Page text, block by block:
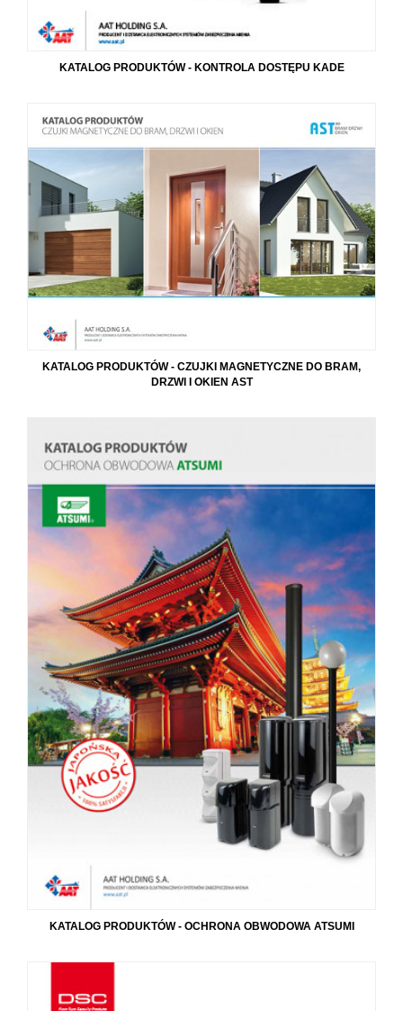
KATALOG PRODUKTÓW - KONTROLA DOSTĘPU KADE
KATALOG PRODUKTÓW - CZUJKI MAGNETYCZNE DO BRAM,
DRZWI I OKIEN AST
KATALOG PRODUKTÓW - OCHRONA OBWODOWA ATSUMI